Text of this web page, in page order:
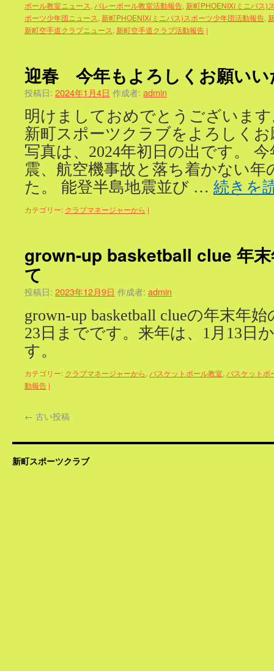
ボール教室ニュース, バレーボール教室活動報告, 新町PHOENIX(ミニバス)
ポーツ少年団ニュース, 新町PHOENIX(ミニバス)スポーツ少年団活動報告,
新町空手道クラブニュース, 新町空手道クラブ活動報告 |
迎春 今年もよろしくお願いい
投稿日: 2024年1月4日 作成者: admin
明けましておめでとうございます
新町スポーツクラブをよろしく
写真は、2024年初日の出です。
震、航空機事故と落ち着かない
た。 能登半島地震並び … 続きを
カテゴリー: クラブマネージャーから |
grown-up basketball clue 年末
て
投稿日: 2023年12月9日 作成者: admin
grown-up basketball clueの年末年
23日までです。来年は、1月13日
す。
カテゴリー: クラブマネージャーから, バスケットボール教室, バスケットボ
動報告 |
← 古い投稿
新町スポーツクラブ